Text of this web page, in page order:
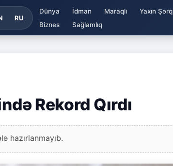
RU
Dünya İdman Maraqlı Yaxın Şərq
Biznes
Sağlamlıq
Rekord Qırdı
hazırlanmayıb.